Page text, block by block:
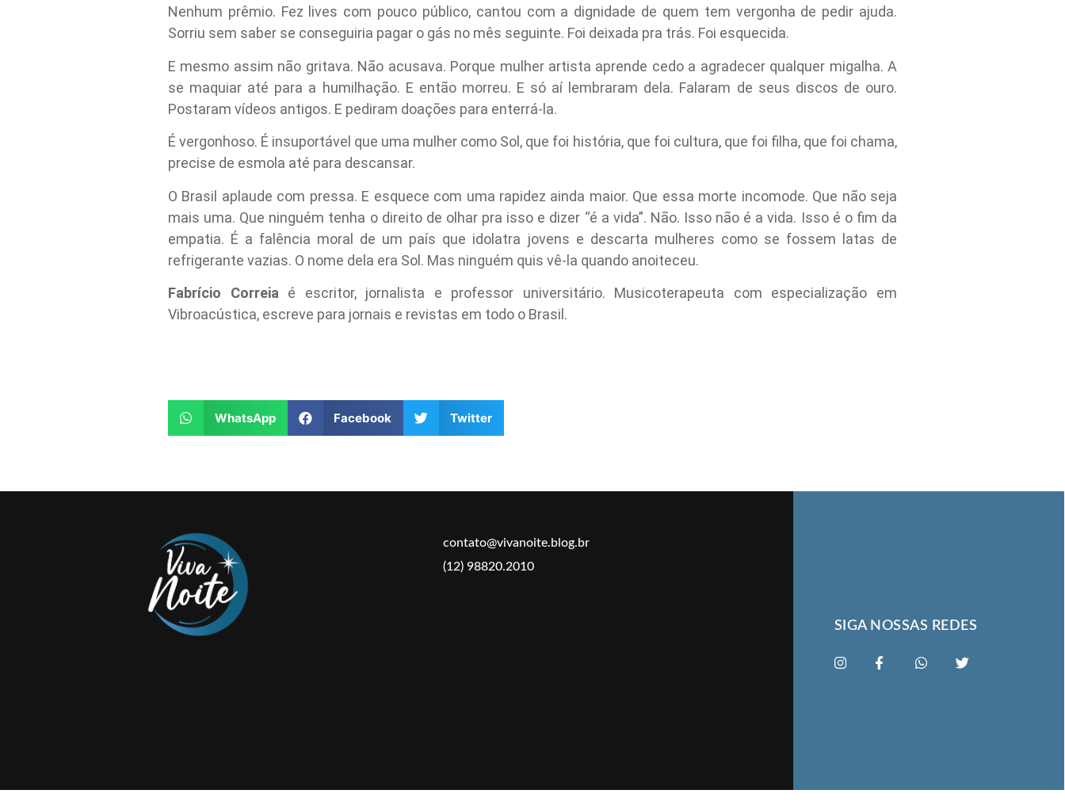
Nenhum prêmio. Fez lives com pouco público, cantou com a dignidade de quem tem vergonha de pedir ajuda.
Sorriu sem saber se conseguiria pagar o gás no mês seguinte. Foi deixada pra trás. Foi esquecida.
E mesmo assim não gritava. Não acusava. Porque mulher artista aprende cedo a agradecer qualquer migalha. A
se maquiar até para a humilhação. E então morreu. E só aí lembraram dela. Falaram de seus discos de ouro.
Postaram vídeos antigos. E pediram doações para enterrá-la.
É vergonhoso. É insuportável que uma mulher como Sol, que foi história, que foi cultura, que foi filha, que foi chama,
precise de esmola até para descansar.
O Brasil aplaude com pressa. E esquece com uma rapidez ainda maior. Que essa morte incomode. Que não seja
mais uma. Que ninguém tenha o direito de olhar pra isso e dizer “é a vida”. Não. Isso não é a vida. Isso é o fim da
empatia. É a falência moral de um país que idolatra jovens e descarta mulheres como se fossem latas de
refrigerante vazias. O nome dela era Sol. Mas ninguém quis vê-la quando anoiteceu.
Fabrício Correia é escritor, jornalista e professor universitário. Musicoterapeuta com especialização em
Vibroacústica, escreve para jornais e revistas em todo o Brasil.
WhatsApp Facebook Twitter
contato@vivanoite.blog.br
(12) 98820.2010
SIGA NOSSAS REDES